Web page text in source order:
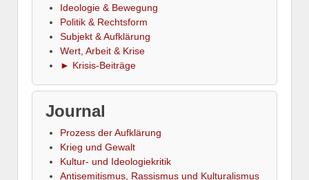
Ideologie & Bewegung
Politik & Rechtsform
Subjekt & Aufklärung
Wert, Arbeit & Krise
► Krisis-Beiträge
Journal
Prozess der Aufklärung
Krieg und Gewalt
Kultur- und Ideologiekritik
Antisemitismus, Rassismus und Kulturalismus